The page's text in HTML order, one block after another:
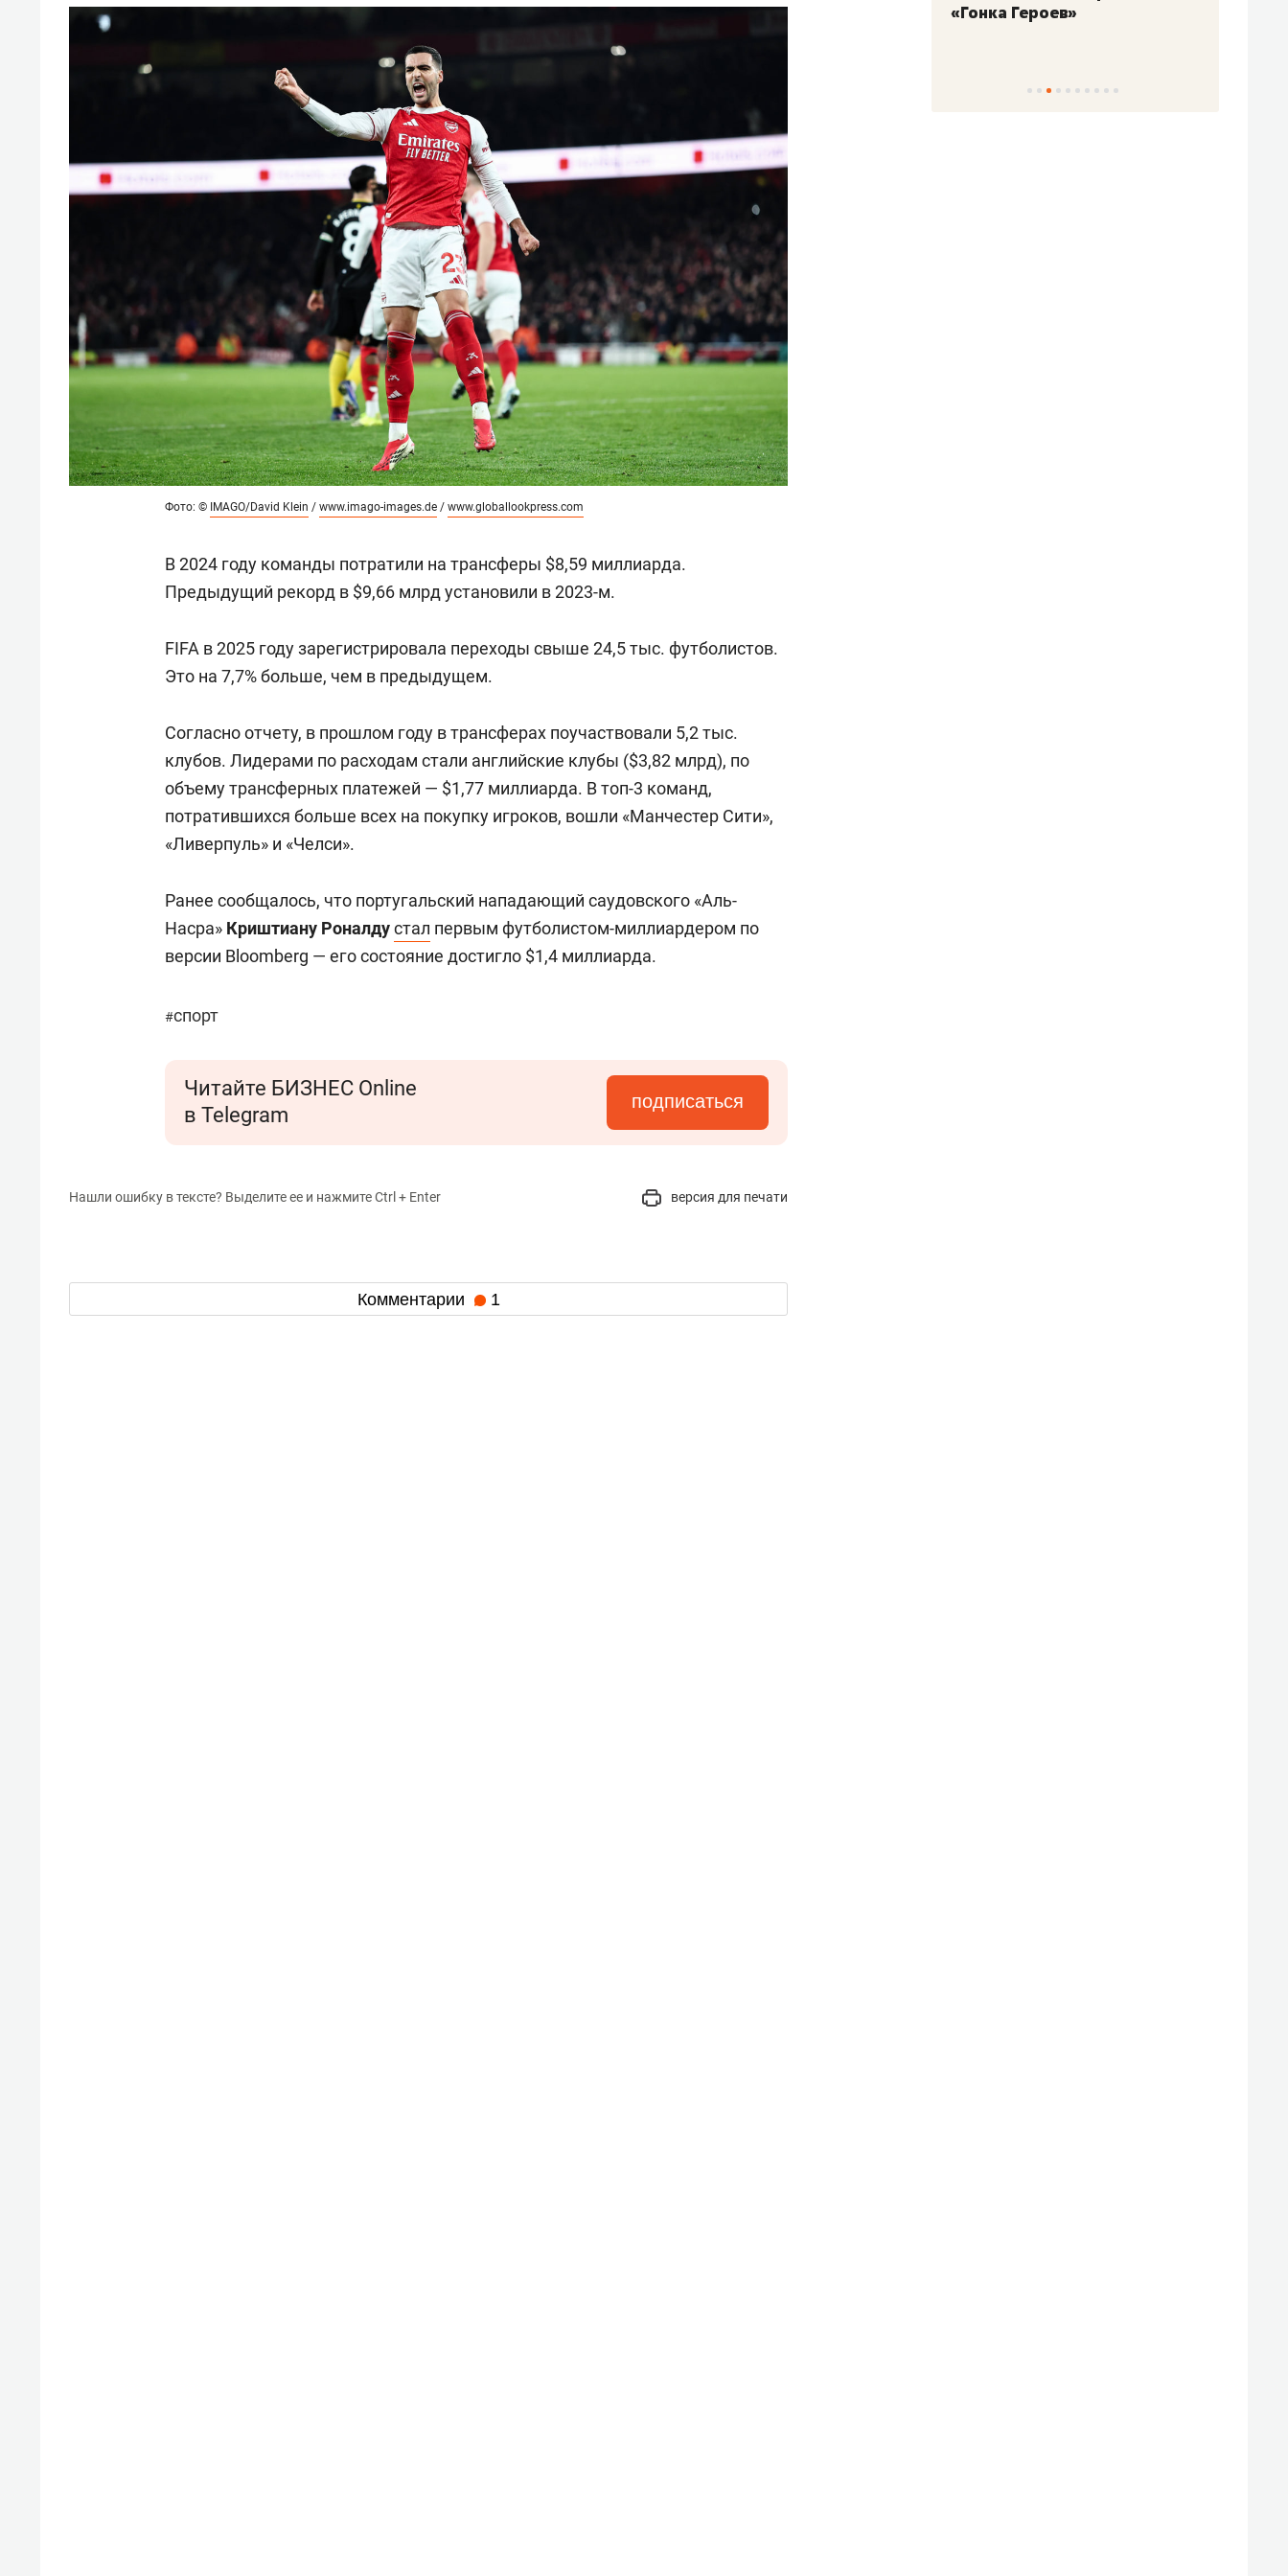
Фото: © IMAGO/David Klein / www.imago-images.de / www.globallookpress.com
В 2024 году команды потратили на трансферы $8,59 миллиарда.
Предыдущий рекорд в $9,66 млрд установили в 2023-м.
FIFA в 2025 году зарегистрировала переходы свыше 24,5 тыс. футболистов.
Это на 7,7% больше, чем в предыдущем.
Согласно отчету, в прошлом году в трансферах поучаствовали 5,2 тыс.
клубов. Лидерами по расходам стали английские клубы ($3,82 млрд), по
объему трансферных платежей — $1,77 миллиарда. В топ-3 команд,
потратившихся больше всех на покупку игроков, вошли «Манчестер Сити»,
«Ливерпуль» и «Челси».
Ранее сообщалось, что португальский нападающий саудовского «Аль-
Насра» Криштиану Роналдустал первым футболистом-миллиардером по
версии Bloomberg — его состояние достигло $1,4 миллиарда.
#спорт
Читайте БИЗНЕС Online
в Telegram
подписаться
Нашли ошибку в тексте? Выделите ее и нажмите Ctrl + Enter версия для печати
Комментарии 1
состоянием как основа
«Гонка Героев»